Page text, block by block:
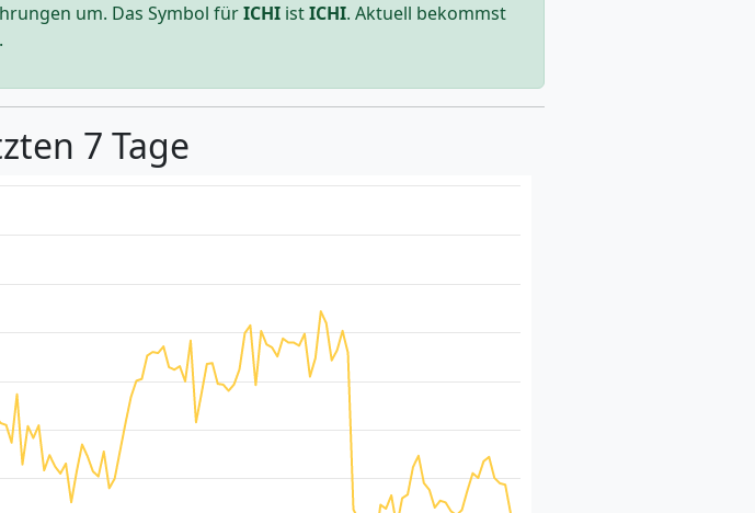
um. Das Symbol fürICHI istICHI. Aktuell bekommst
7 Tage